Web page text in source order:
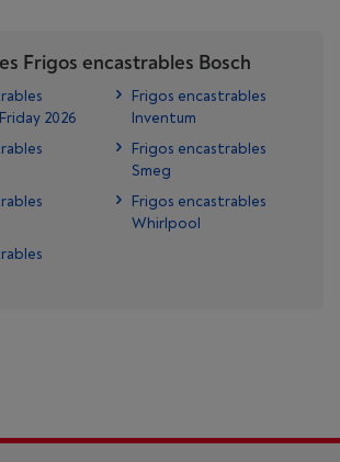
Frigos encastrables Bosch
2026
Frigos encastrables
Inventum
Frigos encastrables
Smeg
Frigos encastrables
Whirlpool